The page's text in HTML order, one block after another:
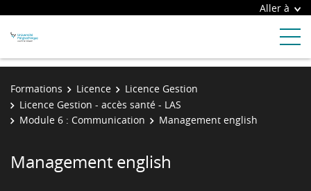
Aller à
Formations Licence
Licence Gestion
Licence Gestion - accès santé - LAS
Module 6 : Communication
Management english
Management english